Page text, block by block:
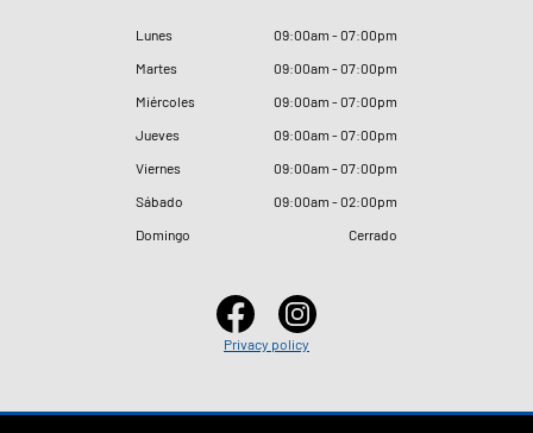
Lunes 09:00am - 07:00pm
Martes
09:00am - 07:00pm
Miércoles
09:00am - 07:00pm
Jueves
09:00am - 07:00pm
Viernes
09:00am - 07:00pm
Sábado
09:00am - 02:00pm
Domingo
Cerrado
Privacy policy